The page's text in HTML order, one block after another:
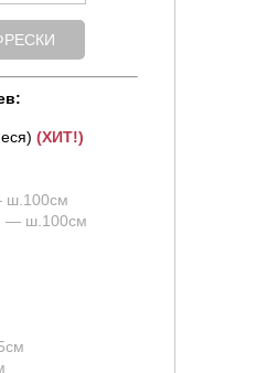
(ХИТ!)
— ш.100см